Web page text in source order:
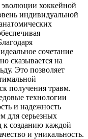
хоккейной
индивидуальной
сочетание
сказывается на
Это позволяет
получения травм.
технологии
и надежность
для серьезных
к созданию каждой
и уникальность.